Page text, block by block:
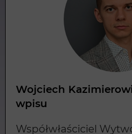
Wojciech
wpisu
Współwłaściciel